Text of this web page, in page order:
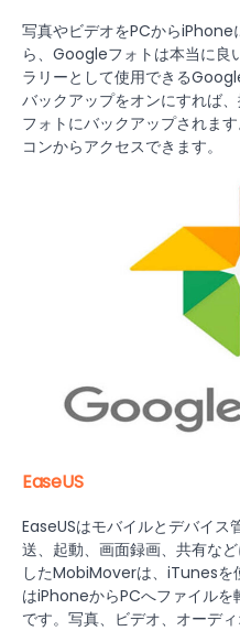
写真やビデオをPCからiPhone
ら、Googleフォトは本当に良
ラリーとして使用できる
バックアップをオンにすれば
フォトにバックアップされま
コンからアクセスできます。
EaseUS
EaseUSはモバイルとデバイス
送、起動、画面録画、共有な
したMobiMoverは、iTunesを
はiPhoneからPCへファイル
です。写真、ビデオ、オーデ